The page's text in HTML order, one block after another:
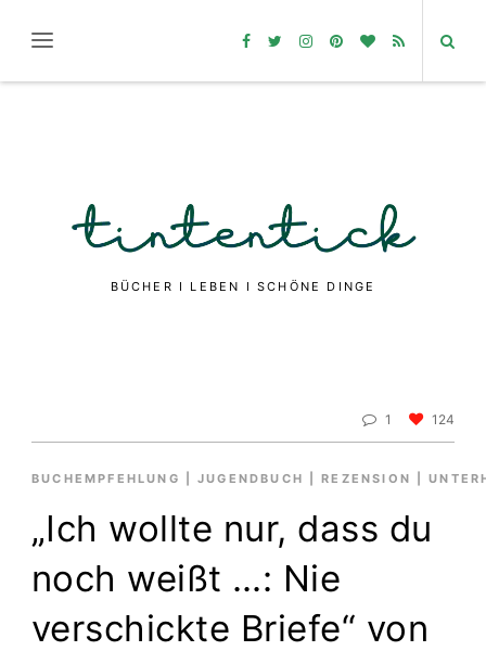
BÜCHER I LEBEN I SCHÖNE DINGE
1 124
BUCHEMPFEHLUNG JUGENDBUCH REZENSION
„Ich wollte nur, dass du
noch weißt …: Nie
verschickte Briefe“ von